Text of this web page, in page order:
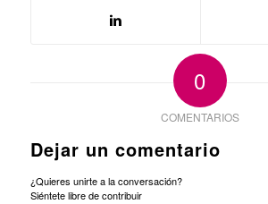
0
COMENTARIOS
Dejar un comentario
¿Quieres unirte a la conversación?
Siéntete libre de contribuir